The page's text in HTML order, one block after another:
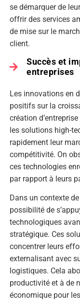
se démarquer de
offrir des services
de mise sur le
client.
Succès et
entreprises
Les innovations en
positifs sur la
création
les solutions high-
rapidement leur
compétitivité. On
ces technologies
par rapport à leurs
Dans un contexte
possibilité de
technologiques
stratégique. Ces
concentrer leurs
externalisant avec
logistiques. Cela
productivité et à de
économique pour